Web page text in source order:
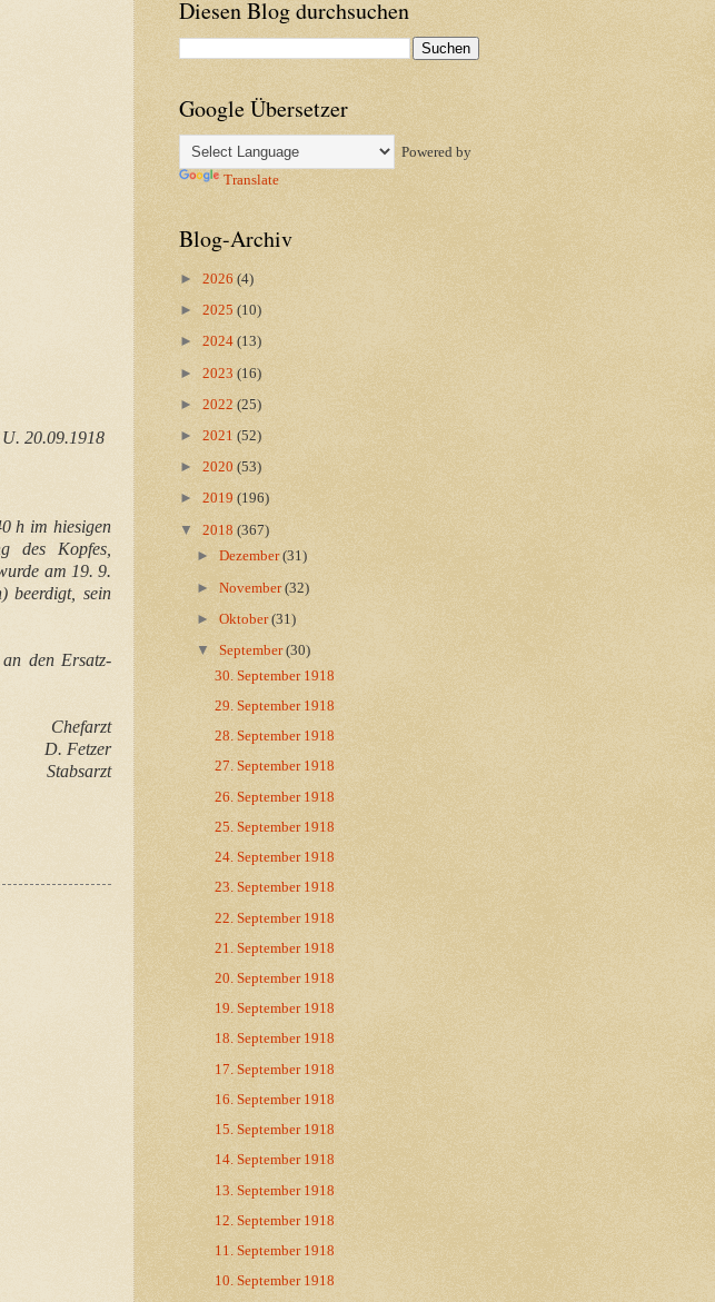
h im hiesigen
des Kopfes,
am 19. 9.
beerdigt, sein
den Ersatz-
Chefarzt
D. Fetzer
Stabsarzt
Diesen Blog durchsuchen
Google Übersetzer
Powered by
Translate
Blog-Archiv
► 2026 (4)
► 2025 (10)
► 2024 (13)
► 2023 (16)
► 2022 (25)
► 2021 (52)
► 2020 (53)
► 2019 (196)
▼ 2018 (367)
►Dezember(31)
►November(32)
►Oktober(31)
▼September(30)
30. September 1918
29. September 1918
28. September 1918
27. September 1918
26. September 1918
25. September 1918
24. September 1918
23. September 1918
22. September 1918
21. September 1918
20. September 1918
19. September 1918
18. September 1918
17. September 1918
16. September 1918
15. September 1918
14. September 1918
13. September 1918
12. September 1918
11. September 1918
10. September 1918